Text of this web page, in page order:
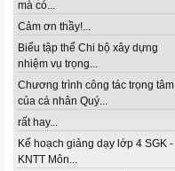
mà có...
Cảm ơn thầy!...
Biểu tập thể Chi bộ xây dựng
nhiệm vụ trọng...
Chương trình công tác trọng tâm
của cá nhân Quý...
rất hay...
Kế hoạch giảng dạy lớp 4 SGK -
KNTT Môn...